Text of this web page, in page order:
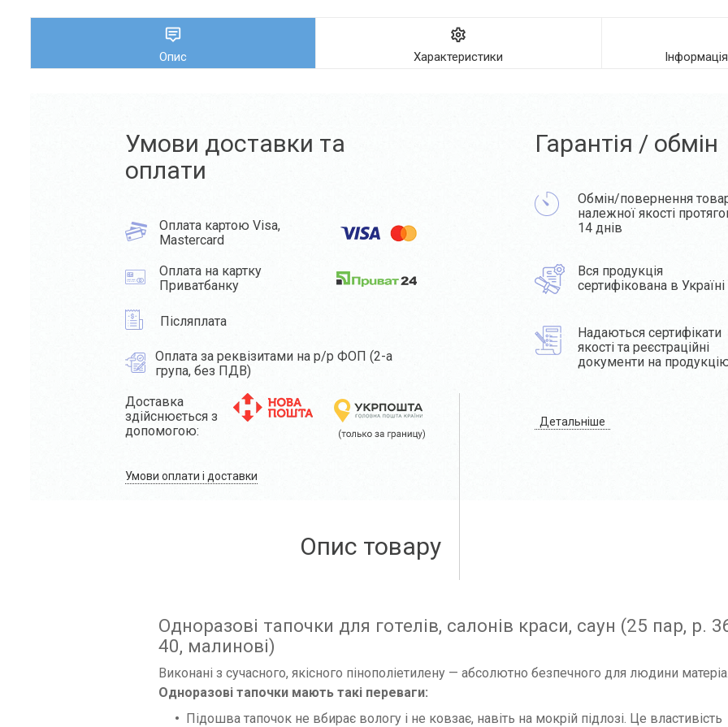
Опис Характеристики
Умови доставки та
оплати
Оплата картою Visa,
Mastercard
Оплата на картку
Приватбанку
Післяплата
Оплата за реквізитами на р/р ФОП (2-а
група, без ПДВ)
Доставка
здійснюється з
допомогою:
Умови оплати і доставки
Гарантія / обмін
Обмін/повернення
належної якості
14 днів
Вся продукція
сертифікована в Україні
Надаються сертифікати
якості та реєстраційні
документи на
Детальніше
Опис товару
Одноразові тапочки для готелів, салонів краси, саун (25 пар, р.
40, малинові)
Виконані з сучасного, якісного пінополіетилену — абсолютно безпечного для людини
Одноразові тапочки мають такі переваги:
Підошва тапочок не вбирає вологу і не ковзає, навіть на мокрій підлозі. Це властивість